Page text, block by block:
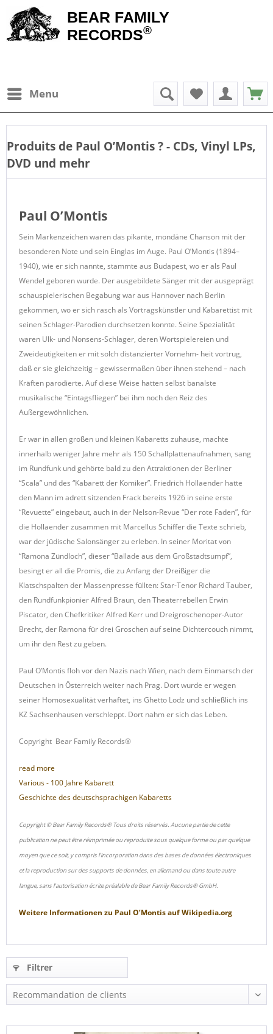
BEAR FAMILY
RECORDS®
Menu
Produits de Paul O’Montis? - CDs, Vinyl LPs,
DVD und mehr
Paul O’Montis
Sein Markenzeichen waren das pikante, mondäne Chanson mit der
besonderen Note und sein Einglas im Auge. Paul O’Montis (1894–
1940), wie er sich nannte, stammte aus Budapest, wo er als Paul
Wendel geboren wurde. Der ausgebildete Sänger mit der ausgeprägt
schauspielerischen Begabung war aus Hannover nach Berlin
gekommen, wo er sich rasch als Vortragskünstler und Kabarettist mit
seinen Schlager-Parodien durchsetzen konnte. Seine Spezialität
waren Ulk- und Nonsens-Schlager, deren Wortspielereien und
Zweideutigkeiten er mit solch distanzierter Vornehm- heit vortrug,
daß er sie gleichzeitig – gewissermaßen über ihnen stehend – nach
Kräften parodierte. Auf diese Weise hatten selbst banalste
musikalische “Eintagsfliegen” bei ihm noch den Reiz des
Außergewöhnlichen.
Er war in allen großen und kleinen Kabaretts zuhause, machte
innerhalb weniger Jahre mehr als 150 Schallplattenaufnahmen, sang
im Rundfunk und gehörte bald zu den Attraktionen der Berliner
“Scala” und des “Kabarett der Komiker”. Friedrich Hollaender hatte
den Mann im adrett sitzenden Frack bereits 1926 in seine erste
“Revuette” eingebaut, auch in der Nelson-Revue “Der rote Faden”, für
die Hollaender zusammen mit Marcellus Schiffer die Texte schrieb,
war der jüdische Salonsänger zu erleben. In seiner Moritat von
“Ramona Zündloch”, dieser “Ballade aus dem Großstadtsumpf”,
besingt er all die Promis, die zu Anfang der Dreißiger die
Klatschspalten der Massenpresse füllten: Star-Tenor Richard Tauber,
den Rundfunkpionier Alfred Braun, den Theaterrebellen Erwin
Piscator, den Chefkritiker Alfred Kerr und Dreigroschenoper-Autor
Brecht, der Ramona für drei Groschen auf seine Dichtercouch nimmt,
um ihr den Rest zu geben.
Paul O’Montis floh vor den Nazis nach Wien, nach dem Einmarsch der
Deutschen in Österreich weiter nach Prag. Dort wurde er wegen
seiner Homosexualität verhaftet, ins Ghetto Lodz und schließlich ins
KZ Sachsenhausen verschleppt. Dort nahm er sich das Leben.
Copyright Bear Family Records®
read more
Various - 100 Jahre Kabarett
Geschichte des deutschsprachigen Kabaretts
Copyright © Bear Family Records® Tous droits réservés. Aucune partie de cette
publication ne peut être réimprimée ou reproduite sous quelque forme ou par quelque
moyen que ce soit, y compris l'incorporation dans des bases de données électroniques
et la reproduction sur des supports de données, en allemand ou dans toute autre
langue, sans l'autorisation écrite préalable de Bear Family Records® GmbH.
Weitere Informationen zu Paul O’MontisaufWikipedia.org
Filtrer